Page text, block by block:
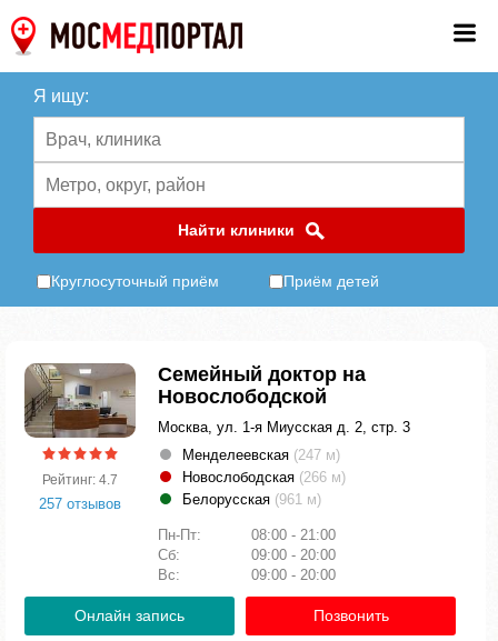
Я ищу:
Найти клиники
Круглосуточный приём Приём детей
Рейтинг: 4.7
257 отзывов
Семейный доктор на
Новослободской
Москва, ул. 1-я Миусская д. 2, стр. 3
Менделеевская (247 м)
Новослободская (266 м)
Белорусская (961 м)
Пн-Пт:
08:00 - 21:00
Сб:
09:00 - 20:00
Вс:
09:00 - 20:00
Онлайн запись Позвонить